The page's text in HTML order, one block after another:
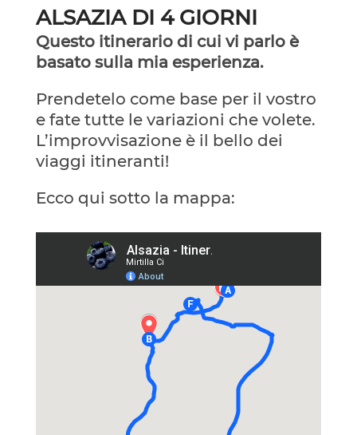
ALSAZIA DI 4 GIORNI
Questo itinerario di cui vi parlo è
basato sulla mia esperienza.
Prendetelo come base per il vostro
e fate tutte le variazioni che volete.
L’improvvisazione è il bello dei
viaggi itineranti!
Ecco qui sotto la mappa: